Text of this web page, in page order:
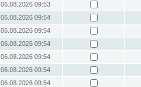
06.08.2026 09:53
06.08.2026 09:54
06.08.2026 09:54
06.08.2026 09:54
06.08.2026 09:54
06.08.2026 09:54
06.08.2026 09:54